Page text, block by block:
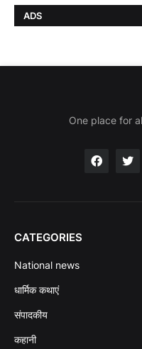
ADS
One place for
CATEGORIES
National news
धार्मिक कथाएं
संपादकीय
कहानी